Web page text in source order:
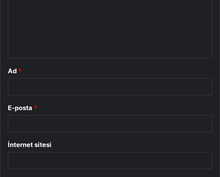
Ad *
E-posta *
İnternet sitesi